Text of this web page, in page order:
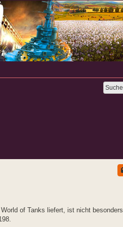
of Tanks liefert, ist nicht besonders